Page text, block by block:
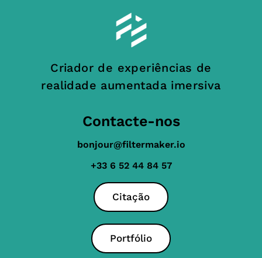
Criador de experiências de
realidade aumentada imersiva
Contacte-nos
bonjour@filtermaker.io
+33 6 52 44 84 57
Citação
Portfólio